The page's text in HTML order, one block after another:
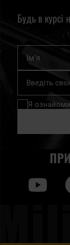
Будь в курсі
Підпишіться
нашу
розсилку
Я